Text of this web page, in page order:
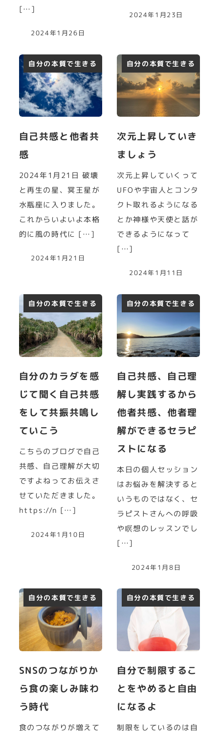
[…]
2024年1月26日
2024年1月23日
自分の本質で生きる
自己共感と他者共
感
2024年1月21日 破壊
と再生の星、冥王星が
水瓶座に入りました。
これからいよいよ本格
的に風の時代に […]
2024年1月21日
自分の本質で生きる
次元上昇していき
ましょう
次元上昇していくって
UFOや宇宙人とコンタ
クト取れるようになる
とか神様や天使と話が
できるようになって
[…]
2024年1月11日
自分の本質で生きる
自分のカラダを感
じて聞く自己共感
をして共振共鳴し
ていこう
こちらのブログで自己
共感、自己理解が大切
ですよねってお伝えさ
せていただきました。
https://n […]
2024年1月10日
自分の本質で生きる
自己共感、自己理
解し実践するから
他者共感、他者理
解ができるセラピ
ストになる
本日の個人セッション
はお悩みを解決すると
いうものではなく、セ
ラピストさんへの呼吸
や瞑想のレッスンでし
[…]
2024年1月8日
自分の本質で生きる
SNSのつながりか
ら食の楽しみ味わ
う時代
食のつながりが増えて
自分の本質で生きる
自分で制限するこ
とをやめると自由
になるよ
制限をしているのは自